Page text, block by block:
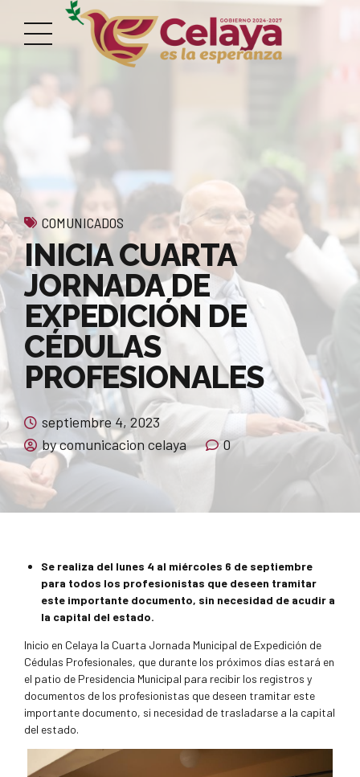
COMUNICADOS
INICIA CUARTA
JORNADA DE
EXPEDICIÓN DE
CÉDULAS
PROFESIONALES
septiembre 4, 2023
by comunicacion celaya
0
Se realiza del lunes 4 al miércoles 6 de septiembre
para todos los profesionistas que deseen tramitar
este importante documento, sin necesidad de acudir a
la capital del estado.
Inicio en Celaya la Cuarta Jornada Municipal de Expedición de
Cédulas Profesionales, que durante los próximos días estará en
el patio de Presidencia Municipal para recibir los registros y
documentos de los profesionistas que deseen tramitar este
importante documento, si necesidad de trasladarse a la capital
del estado.